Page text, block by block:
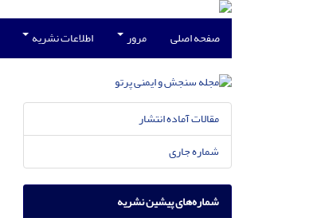
صفحه اصلی مرور اطلاعات نشریه
مقالات آماده انتشار
شماره جاری
شماره‌های پیشین نشریه